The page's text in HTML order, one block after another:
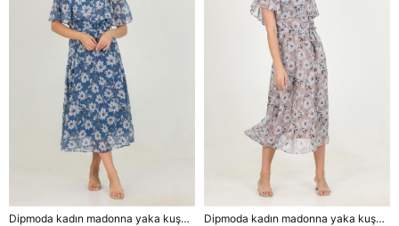
Dipmoda kadın madonna yaka kuşaklı desenli şifon elbise RY10037
Dipmoda kadın madonna yaka kuşaklı desenli şifon elbise RY10037